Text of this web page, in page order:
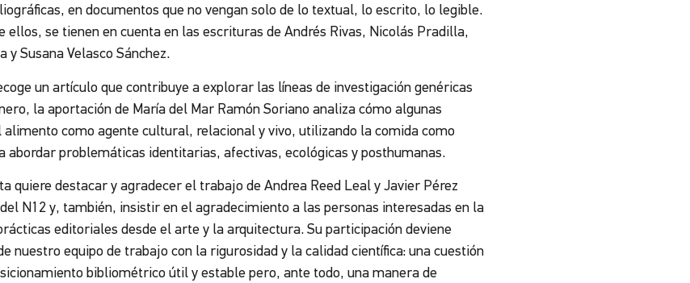
en documentos que no vengan solo de lo textual, lo escrito, lo legible.
ellos, se tienen en cuenta en las escrituras de Andrés Rivas, Nicolás Pradilla,
y Susana Velasco Sánchez.
un artículo que contribuye a explorar las líneas de investigación genéricas
la aportación de María del Mar Ramón Soriano analiza cómo algunas
como agente cultural, relacional y vivo, utilizando la comida como
problemáticas identitarias, afectivas, ecológicas y posthumanas.
quiere destacar y agradecer el trabajo de Andrea Reed Leal y Javier Pérez
N12 y, también, insistir en el agradecimiento a las personas interesadas en la
editoriales desde el arte y la arquitectura. Su participación deviene
nuestro equipo de trabajo con la rigurosidad y la calidad científica: una cuestión
bibliométrico útil y estable pero, ante todo, una manera de